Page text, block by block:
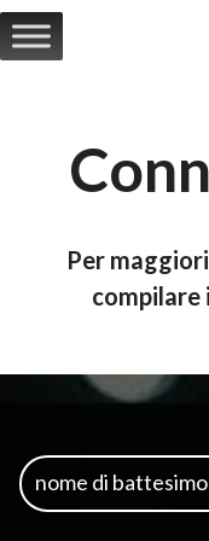
Vai
al
Per
Us-
Italian
nome di battesimo
e
s